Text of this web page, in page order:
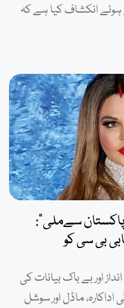
انکشاف کیا ہے کہ
سےملی“:
بی سی کو
اور بے باک بیانات کی
ماڈل اور سوشل